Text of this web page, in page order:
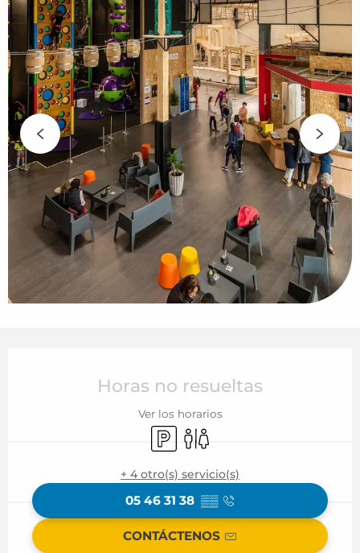
Horas no resueltas
Ver los horarios
Aparcamiento
Aseos
+ 4 otro(s) servicio(s)
05 46 31 38 ▒▒
CONTÁCTENOS